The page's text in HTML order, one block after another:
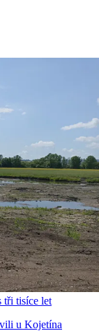
tři tisíce let
u Kojetína